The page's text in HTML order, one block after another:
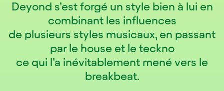
Deyond s’est forgé un style bien à lui en
combinant les influences
de plusieurs styles musicaux, en passant
par le house et le teckno
ce qui l’a inévitablement mené vers le
breakbeat.